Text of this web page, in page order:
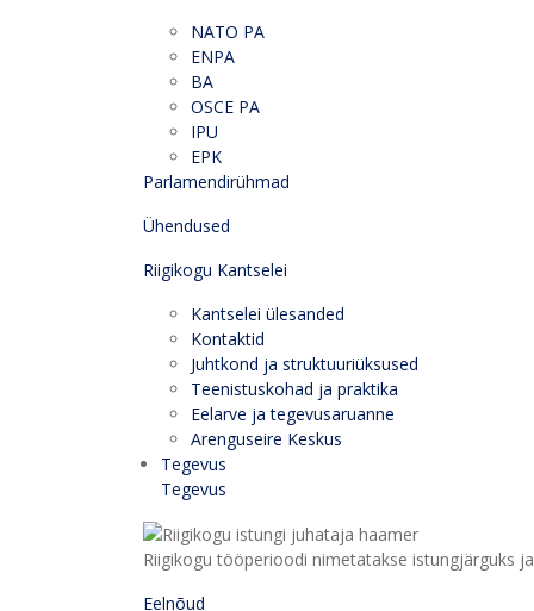
NATO PA
ENPA
BA
OSCE PA
IPU
EPK
Parlamendirühmad
Ühendused
Riigikogu Kantselei
Kantselei ülesanded
Kontaktid
Juhtkond ja struktuuriüksused
Teenistuskohad ja praktika
Eelarve ja tegevusaruanne
Arenguseire Keskus
Tegevus
Tegevus
Riigikogu tööperioodi nimetatakse istungjärguks
Eelnõud